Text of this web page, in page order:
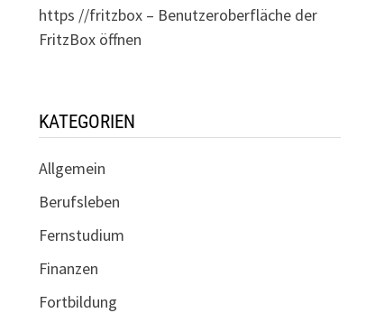
https //fritzbox – Benutzeroberfläche der
FritzBox öffnen
KATEGORIEN
Allgemein
Berufsleben
Fernstudium
Finanzen
Fortbildung